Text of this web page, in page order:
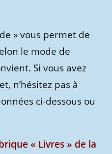
» vous permet de
le mode de
Si vous avez
n’hésitez pas à
ci-dessous ou
« Livres » de la